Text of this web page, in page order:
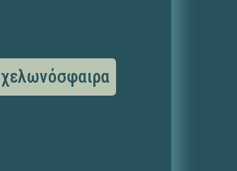
χελωνόσφαιρα